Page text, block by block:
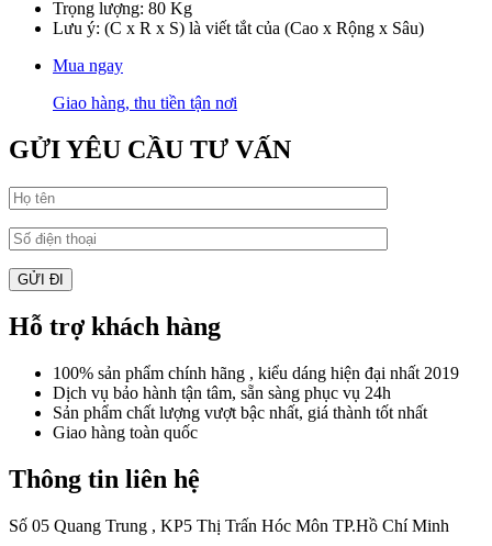
Trọng lượng: 80 Kg
Lưu ý: (C x R x S) là viết tắt của (Cao x Rộng x Sâu)
Mua ngay
Giao hàng, thu tiền tận nơi
GỬI YÊU CẦU TƯ VẤN
Hỗ trợ khách hàng
100% sản phẩm chính hãng , kiểu dáng hiện đại nhất 2019
Dịch vụ bảo hành tận tâm, sẵn sàng phục vụ 24h
Sản phẩm chất lượng vượt bậc nhất, giá thành tốt nhất
Giao hàng toàn quốc
Thông tin liên hệ
Số 05 Quang Trung , KP5 Thị Trấn Hóc Môn TP.Hồ Chí Minh